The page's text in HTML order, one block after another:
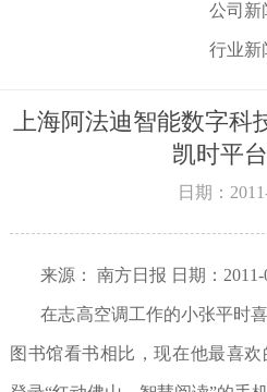
公司新
行业新
上海阿法迪智能数字
凯时平
日期：
来源： 南方日报 日期：2011-
在志高空调工作的小张平时喜
图书馆看书相比，现在他最喜